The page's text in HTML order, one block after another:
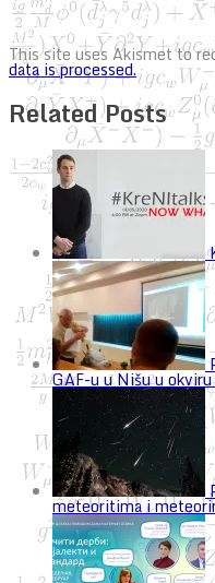
This site uses Akismet to
data is processed.
Related Posts
GAF-u u Nišu u
meteoritima i